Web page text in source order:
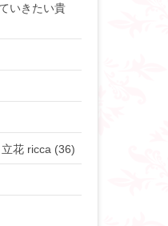
いきたい貴
花 ricca (36)